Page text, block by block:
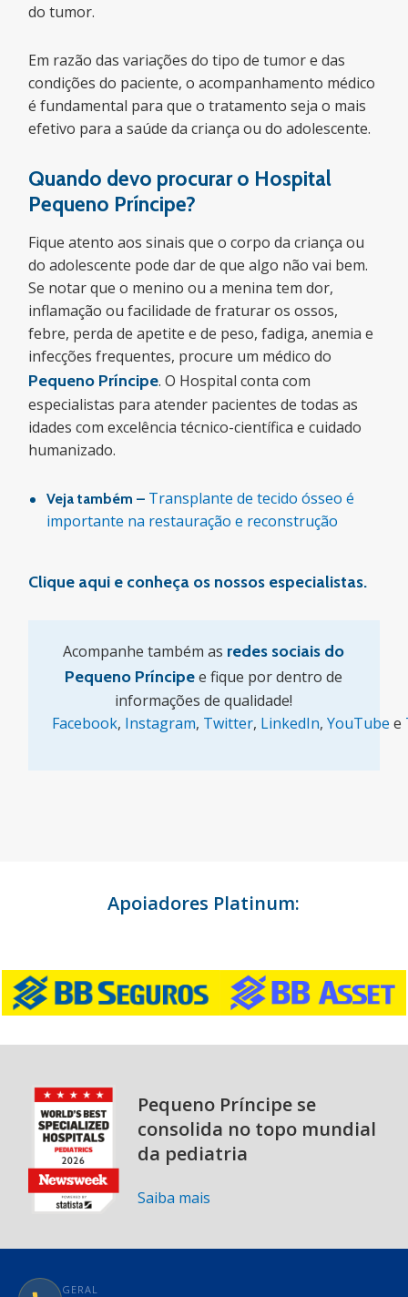
do tumor.
Em razão das variações do tipo de tumor e das
condições do paciente, o acompanhamento médico
é fundamental para que o tratamento seja o mais
efetivo para a saúde da criança ou do adolescente.
Quando devo procurar o Hospital
Pequeno Príncipe?
Fique atento aos sinais que o corpo da criança ou
do adolescente pode dar de que algo não vai bem.
Se notar que o menino ou a menina tem dor,
inflamação ou facilidade de fraturar os ossos,
febre, perda de apetite e de peso, fadiga, anemia e
infecções frequentes, procure um médico do
Pequeno Príncipe. O Hospital conta com
especialistas para atender pacientes de todas as
idades com excelência técnico-científica e cuidado
humanizado.
Veja também – Transplante de tecido ósseo é
importante na restauração e reconstrução
Clique aqui e conheça os nossos especialistas.
Acompanhe também as redes sociais do
Pequeno Príncipee fique por dentro de
informações de qualidade!
Facebook, Instagram, Twitter, LinkedIn,YouTube e
Apoiadores Platinum:
Pequeno Príncipe se
consolida no topo mundial
da pediatria
Saiba mais
GERAL